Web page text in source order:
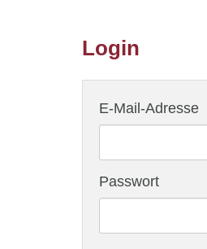
Login
E-Mail-Adresse
Passwort